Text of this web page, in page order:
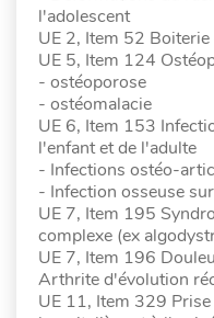
l'adolescent
UE 2, Item 52
UE 5, Item 124
- ostéoporose
- ostéomalacie
UE 6, Item 153
l'enfant et de l'adulte
- Infections ostéo-
- Infection osseuse
UE 7, Item 195
complexe (ex
UE 7, Item 196
Arthrite d'évolution
UE 11, Item 329